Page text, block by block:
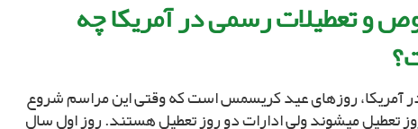
و تعطیلات رسمى در آمریکا چه
آمریکا، روزهاى عید کریسمس است که وقتى این مراسم شروع
تعطیل مى‏شوند ولى ادارات دو روز تعطیل هستند. روز اول سال